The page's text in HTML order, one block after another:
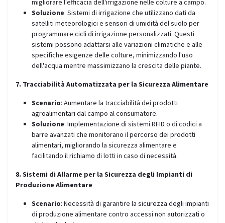
migliorare l'efficacia dell'irrigazione nelle colture a campo.
Soluzione: Sistemi di irrigazione che utilizzano dati da
satelliti meteorologici e sensori di umidità del suolo per
programmare cicli di irrigazione personalizzati. Questi
sistemi possono adattarsi alle variazioni climatiche e alle
specifiche esigenze delle colture, minimizzando l'uso
dell'acqua mentre massimizzano la crescita delle piante.
7. Tracciabilità Automatizzata per la Sicurezza Alimentare
Scenario: Aumentare la tracciabilità dei prodotti
agroalimentari dal campo al consumatore.
Soluzione: Implementazione di sistemi RFID o di codici a
barre avanzati che monitorano il percorso dei prodotti
alimentari, migliorando la sicurezza alimentare e
facilitando il richiamo di lotti in caso di necessità.
8. Sistemi di Allarme per la Sicurezza degli Impianti di
Produzione Alimentare
Scenario: Necessità di garantire la sicurezza degli impianti
di produzione alimentare contro accessi non autorizzati o